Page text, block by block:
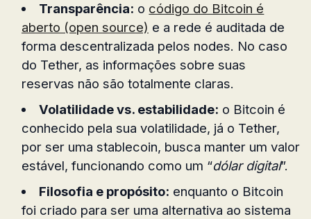
Transparência: o código do Bitcoin é
aberto (open source) e a rede é auditada de
forma descentralizada pelos nodes. No caso
do Tether, as informações sobre suas
reservas não são totalmente claras.
Volatilidade vs. estabilidade: o Bitcoin é
conhecido pela sua volatilidade, já o Tether,
por ser uma stablecoin, busca manter um valor
estável, funcionando como um “dólar digital”.
Filosofia e propósito: enquanto o Bitcoin
foi criado para ser uma alternativa ao sistema